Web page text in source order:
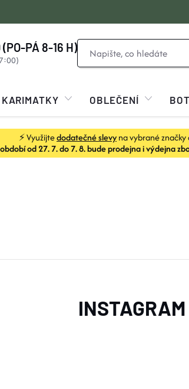
⚡ Využijtedodatečné slevyna vybrané značky
od 27. 7. do 7. 8. bude prodejna i výdejna
PÁ 8-16 H)
KARIMATKY OBLEČENÍ
INSTAGRAM